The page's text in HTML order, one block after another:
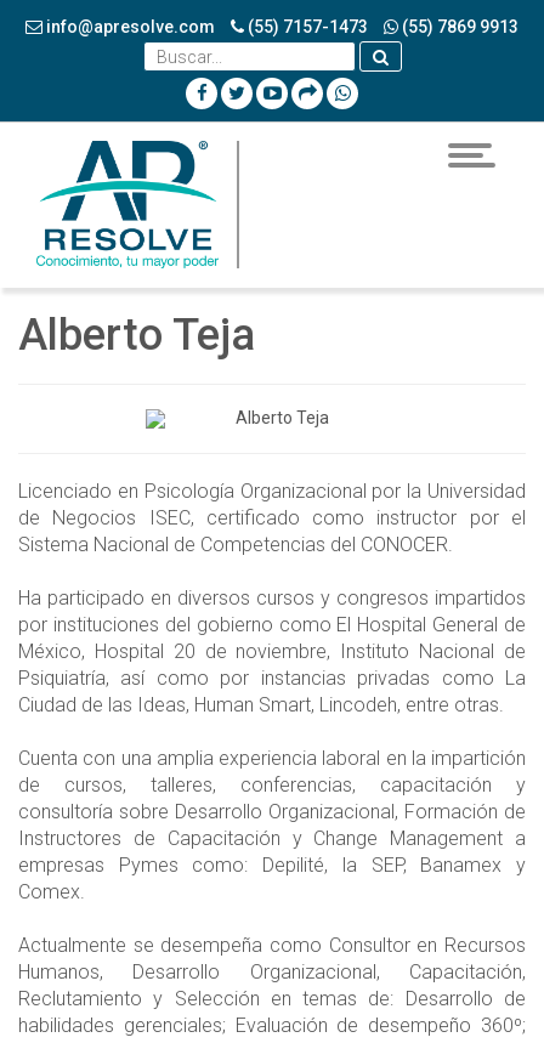
info@apresolve.com (55) 7157-1473 (55) 7869 9913
Toggle
Alberto Teja
Licenciado en Psicología Organizacional por la Universidad
de Negocios ISEC, certificado como instructor por el
Sistema Nacional de Competencias del CONOCER.
Ha participado en diversos cursos y congresos impartidos
por instituciones del gobierno como El Hospital General de
México, Hospital 20 de noviembre, Instituto Nacional de
Psiquiatría, así como por instancias privadas como La
Ciudad de las Ideas, Human Smart, Lincodeh, entre otras.
Cuenta con una amplia experiencia laboral en la impartición
de cursos, talleres, conferencias, capacitación y
consultoría sobre Desarrollo Organizacional, Formación de
Instructores de Capacitación y Change Management a
empresas Pymes como: Depilité, la SEP, Banamex y
Comex.
Actualmente se desempeña como Consultor en Recursos
Humanos, Desarrollo Organizacional, Capacitación,
Reclutamiento y Selección en temas de: Desarrollo de
habilidades gerenciales; Evaluación de desempeño 360º;